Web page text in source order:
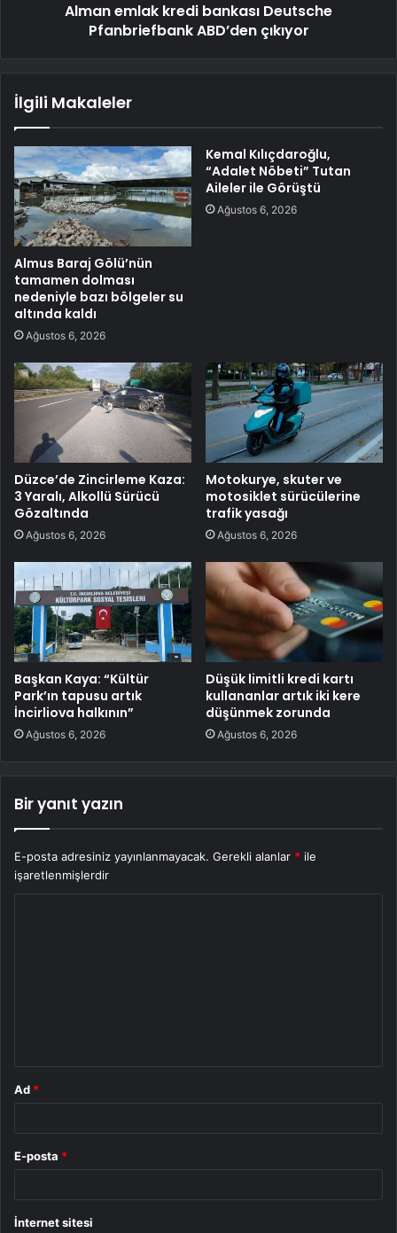
Alman emlak kredi bankası Deutsche
Pfanbriefbank ABD’den çıkıyor
İlgili Makaleler
Almus Baraj Gölü’nün
tamamen dolması
nedeniyle bazı bölgeler su
altında kaldı
Ağustos 6, 2026
Kemal Kılıçdaroğlu,
“Adalet Nöbeti” Tutan
Aileler ile Görüştü
Ağustos 6, 2026
Düzce’de Zincirleme Kaza:
3 Yaralı, Alkollü Sürücü
Gözaltında
Ağustos 6, 2026
Motokurye, skuter ve
motosiklet sürücülerine
trafik yasağı
Ağustos 6, 2026
Başkan Kaya: “Kültür
Park’ın tapusu artık
İncirliova halkının”
Ağustos 6, 2026
Düşük limitli kredi kartı
kullananlar artık iki kere
düşünmek zorunda
Ağustos 6, 2026
Bir yanıt yazın
E-posta adresiniz yayınlanmayacak. Gerekli alanlar * ile
işaretlenmişlerdir
Ad *
E-posta *
İnternet sitesi